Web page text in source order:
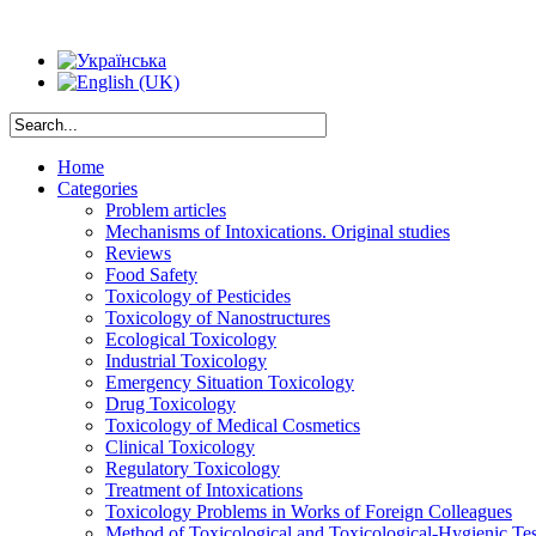
Home
Categories
Problem articles
Mechanisms of Intoxications. Original studies
Reviews
Food Safety
Toxicology of Pesticides
Toxicology of Nanostructures
Ecological Toxicology
Industrial Toxicology
Emergency Situation Toxicology
Drug Toxicology
Toxicology of Medical Cosmetics
Clinical Toxicology
Regulatory Toxicology
Treatment of Intoxications
Toxicology Problems in Works of Foreign Colleagues